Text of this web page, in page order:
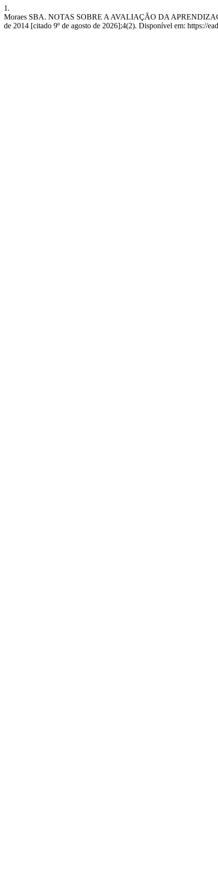
1.
Moraes SBA. NOTAS SOBRE A AVALIAÇÃO DA
de 2014 [citado 9º de agosto de 2026];4(2). Disponível em: https://